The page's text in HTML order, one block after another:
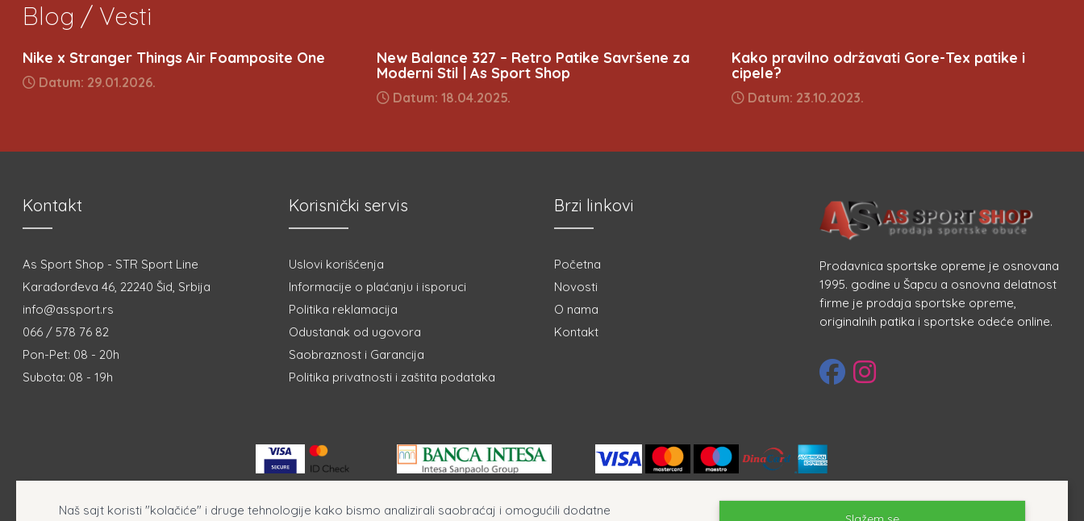
Blog / Vesti
Nike x Stranger Things Air Foamposite One
Datum: 29.01.2026.
New Balance 327 – Retro Patike Savršene za
Moderni Stil | As Sport Shop
Datum: 18.04.2025.
Kako pravilno održavati Gore-Tex patike i
cipele?
Datum: 23.10.2023.
Kontakt
As Sport Shop - STR Sport Line
Karađorđeva 46, 22240 Šid, Srbija
info@assport.rs
066 / 578 76 82
Pon-Pet: 08 - 20h
Subota: 08 - 19h
Korisnički servis
Uslovi korišćenja
Informacije o plaćanju i isporuci
Politika reklamacija
Odustanak od ugovora
Saobraznost i Garancija
Politika privatnosti i zaštita podataka
Brzi linkovi
Početna
Novosti
O nama
Kontakt
Prodavnica sportske opreme je osnovana
1995. godine u Šapcu a osnovna delatnost
firme je prodaja sportske opreme,
originalnih patika i sportske odeće online.
Naš sajt koristi "kolačiće" i druge tehnologije kako bismo analizirali saobraćaj i omogućili dodatne